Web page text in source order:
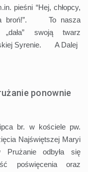
pieśni “Hej, chłopcy,
broń!”. To nasza
„dała” swoją twarz
Syrenie. A Dalej
ponownie
br. w kościele pw.
Najświętszej Maryi
Prużanie odbyła się
poświęcenia oraz